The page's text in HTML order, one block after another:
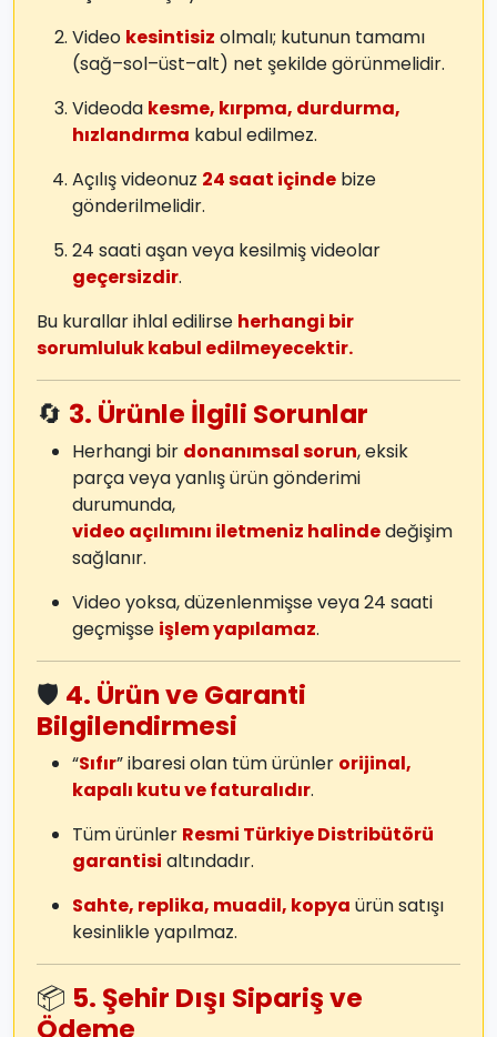
Video kesintisiz olmalı; kutunun tamamı
(sağ–sol–üst–alt) net şekilde görünmelidir.
Videoda kesme, kırpma, durdurma,
hızlandırma kabul edilmez.
Açılış videonuz 24 saat içinde bize
gönderilmelidir.
24 saati aşan veya kesilmiş videolar
geçersizdir.
Bu kurallar ihlal edilirse herhangi bir
sorumluluk kabul edilmeyecektir.
🔄 3. Ürünle İlgili Sorunlar
Herhangi bir donanımsal sorun, eksik
parça veya yanlış ürün gönderimi
durumunda,
video açılımını iletmeniz halindedeğişim
sağlanır.
Video yoksa, düzenlenmişse veya 24 saati
geçmişse işlem yapılamaz.
🛡️ 4. Ürün ve Garanti
Bilgilendirmesi
“Sıfır” ibaresi olan tüm ürünler orijinal,
kapalı kutu ve faturalıdır.
Tüm ürünler Resmi Türkiye Distribütörü
garantisi altındadır.
Sahte, replika, muadil, kopya ürün satışı
kesinlikle yapılmaz.
📦 5. Şehir Dışı Sipariş ve
Ödeme